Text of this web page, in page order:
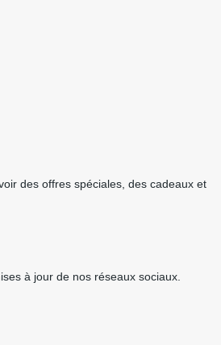
des offres spéciales, des cadeaux et
à jour de nos réseaux sociaux.